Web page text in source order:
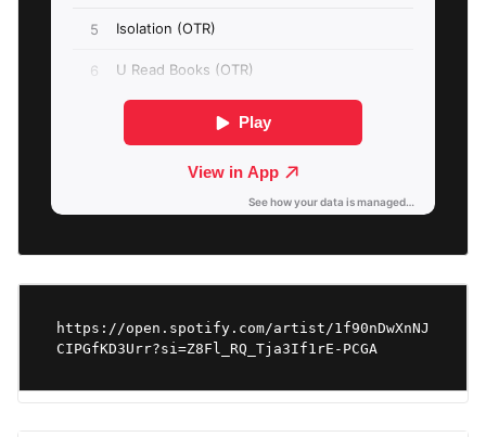
https://open.spotify.com/artist/1f90nDwXnNJ
CIPGfKD3Urr?si=Z8Fl_RQ_Tja3If1rE-PCGA